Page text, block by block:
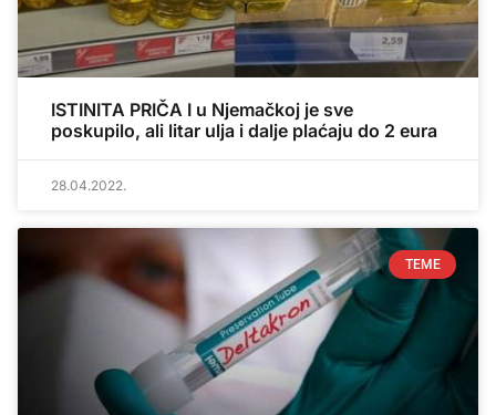
ISTINITA PRIČA I u Njemačkoj je sve
poskupilo, ali litar ulja i dalje plaćaju do 2 eura
28.04.2022.
TEME